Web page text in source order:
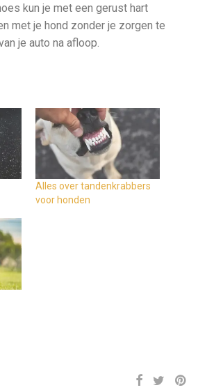
kun je met een gerust hart
met je hond zonder je zorgen te
je auto na afloop.
Alles over tandenkrabbers
voor honden